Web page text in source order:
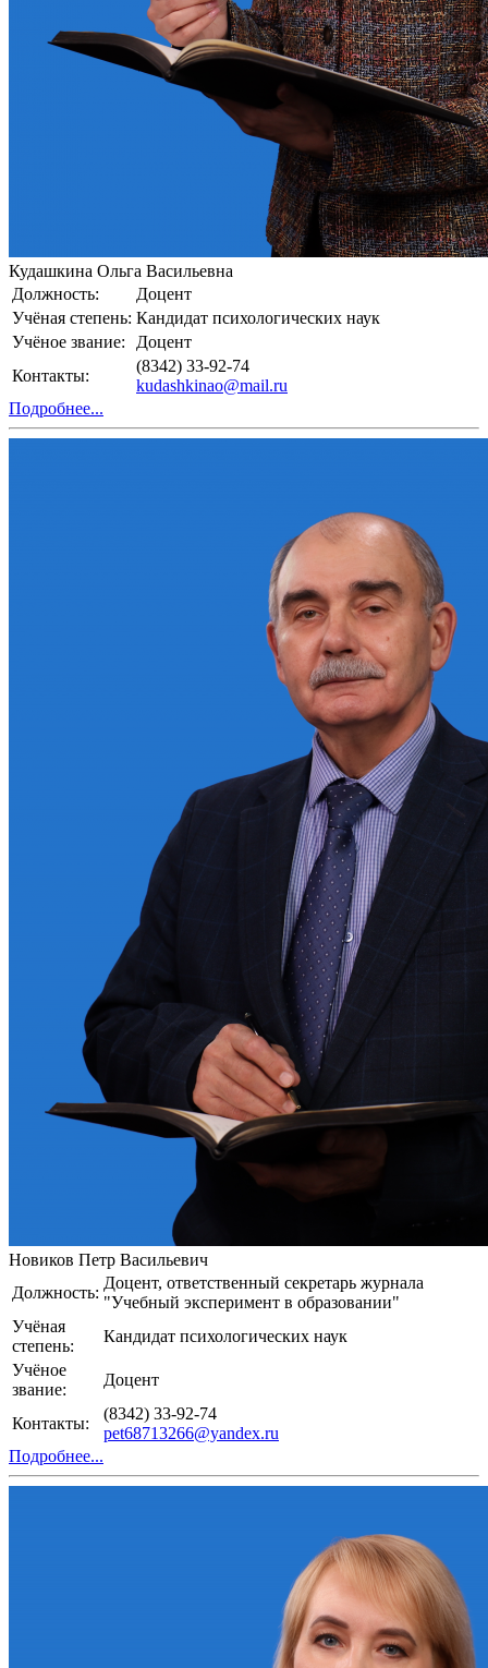
Кудашкина Ольга Васильевна
Должность:
Доцент
Учёная степень: Кандидат психологических наук
Учёное звание:
Доцент
Контакты:
(8342) 33-92-74
kudashkinao@mail.ru
Подробнее...
Новиков Петр Васильевич
Должность:
Доцент, ответственный секретарь журнала
"Учебный эксперимент в образовании"
Учёная
степень:
Кандидат психологических наук
Учёное
звание:
Доцент
Контакты:
(8342) 33-92-74
pet68713266@yandex.ru
Подробнее...